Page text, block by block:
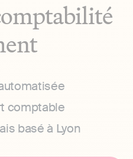
comptable
basé à Lyon